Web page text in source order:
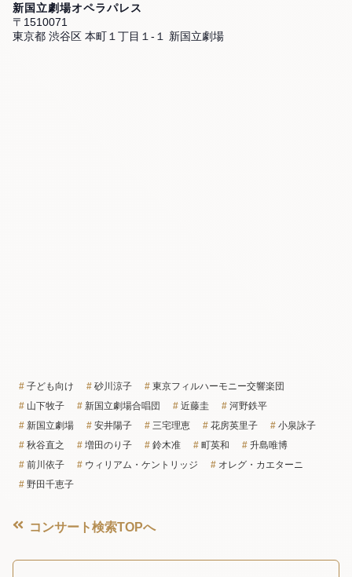
新国立劇場オペラパレス
〒1510071
東京都 渋谷区 本町１丁目１-１ 新国立劇場
子ども向け 砂川涼子
東京フィルハーモニー交響楽団
山下牧子
新国立劇場合唱団 近藤圭
河野鉄平
新国立劇場
安井陽子 三宅理恵 花房英里子
小泉詠子
秋谷直之
増田のり子 鈴木准 町英和
升島唯博
前川依子
ウィリアム・ケントリッジ
オレグ・カエターニ
野田千恵子
コンサート検索TOPへ